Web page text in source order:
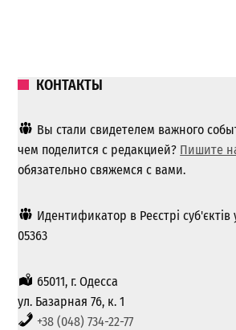
КОНТАКТЫ
Вы стали свидетелем важного
чем поделится с редакцией? Пишите
обязательно свяжемся с вами.
Идентификатор в Реєстрі суб'єктів
05363
65011, г. Одесса
ул. Базарная 76, к. 1
+38 (048) 734-22-77